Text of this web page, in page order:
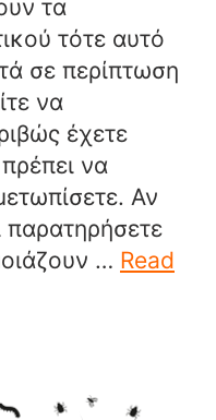
τα
τότε αυτό
σε περίπτωση
να
έχετε
να
Αν
παρατηρήσετε
… Read